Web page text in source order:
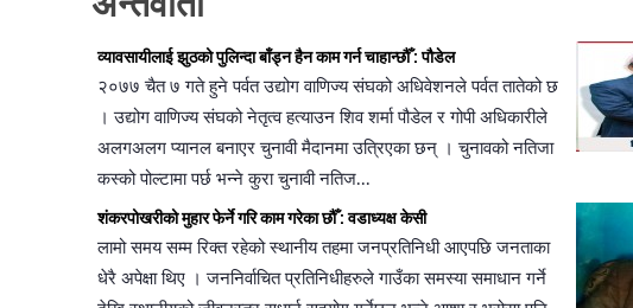
व्यावसायीलाई झुठको पुलिन्दा बाँड्न हैन काम गर्न चाहान्छौँ : पौडेल
२०७७ चैत ७ गते हुने पर्वत उद्योग वाणिज्य संघको अधिवेशनले पर्वत तातेको छ
। उद्योग वाणिज्य संघको नेतृत्व हत्याउन शिव शर्मा पौडेल र गोपी अधिकारीले
अलगअलग प्यानल बनाएर चुनावी मैदानमा उत्रिएका छन् । चुनावको नतिजा
कस्को पोल्टामा पर्छ भन्ने कुरा चुनावी नतिज...
शंकरपोखरीको मुहार फेर्ने गरि काम गरेका छौँ : वडाध्यक्ष केसी
लामो समय सम्म रिक्त रहेको स्थानीय तहमा जनप्रतिनिधी आएपछि जनताका
धेरै अपेक्षा थिए । जननिर्वाचित प्रतिनिधीहरुले गाउँका समस्या समाधान गर्ने